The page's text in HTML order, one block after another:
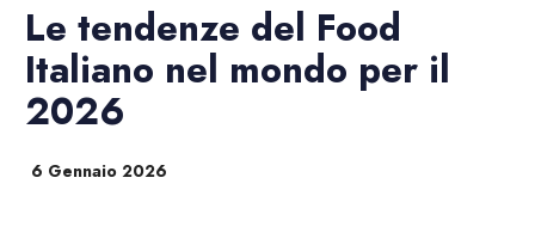
Le tendenze del Food
Italiano nel mondo per il
2026
6 Gennaio 2026